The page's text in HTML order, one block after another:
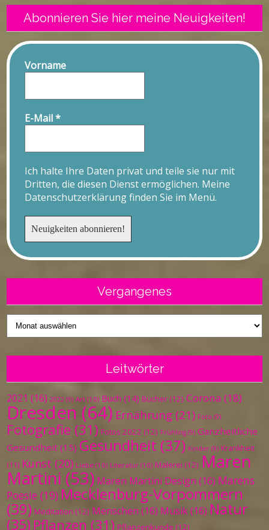
Abonnieren Sie hier meine Neuigkeiten!
Vorname
E-Mail*
Ich halte Ihre Daten privat und teile sie nur mit
Dritten, die diesen Dienst ermöglichen. Meine
Datenschutzerklärung finden Sie im Menü.
Vergangenes
Vergangenes
Leitwörter
2021 (16) 2022 (9) Art (10) Buch (14) Bücher (12) Corona (18)
Dresden (64) Ernährung (21) Foto (9)
Fotografie (31) Fotos 2022 (12) Frühling (9) Ganzheitliche
Gesundheit (15) Gesundheit (37) Kinder (9) Krankheit
(11) Kunst (20) Liebe (10) Literatur (10) Malerei (12) Maren
Martini (53) Maren Martini Design (16) Marens
Poesie (19) Mecklenburg-Vorpommern
(39) Meditation (12) Menschen (16) Musik(16) Natur
(35) Pflanzen (31) Pflanzenkunde (12)